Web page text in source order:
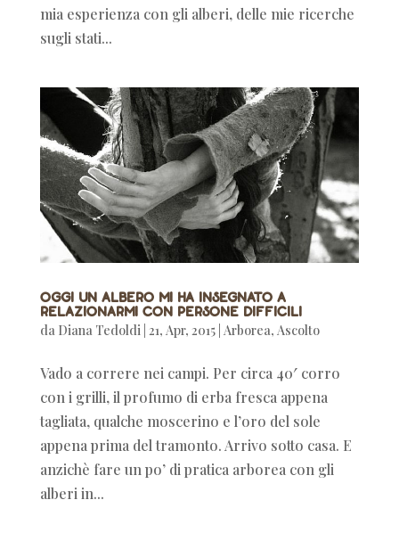
mia esperienza con gli alberi, delle mie ricerche
sugli stati...
Oggi un albero mi ha insegnato a
relazionarmi con persone difficili
da Diana Tedoldi| 21, Apr, 2015| Arborea, Ascolto
Vado a correre nei campi. Per circa 40′ corro
con i grilli, il profumo di erba fresca appena
tagliata, qualche moscerino e l’oro del sole
appena prima del tramonto. Arrivo sotto casa. E
anzichè fare un po’ di pratica arborea con gli
alberi in...